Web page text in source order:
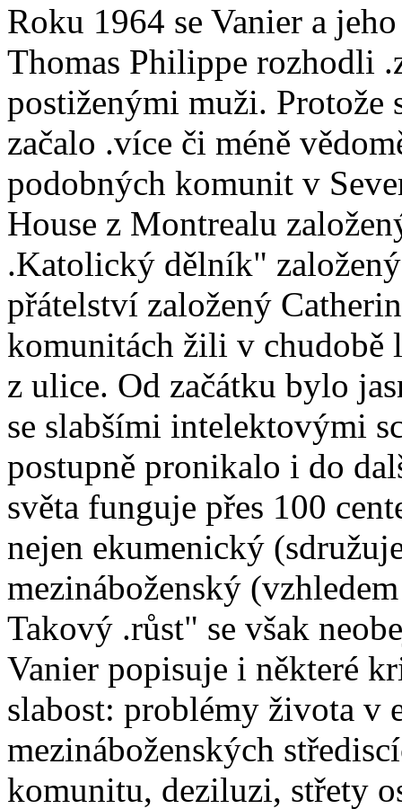
Roku 1964 se Vanier a
Thomas Philippe rozhodli
postiženými muži. Protože
začalo .více či méně
podobných komunit v
House z Montrealu
.Katolický dělník"
přátelství založený
komunitách žili v chudobě
z ulice. Od začátku bylo
se slabšími intelektovými
postupně pronikalo i do
světa funguje přes 100
nejen ekumenický
mezináboženský
Takový .růst" se však
Vanier popisuje i některé
slabost: problémy života v
mezináboženských
komunitu, deziluzi, střety